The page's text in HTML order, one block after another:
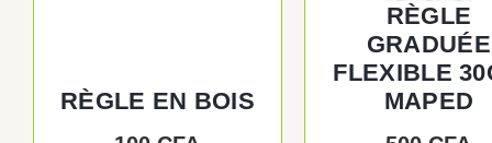
RÈGLE EN BOIS
RÈGLE
GRADUÉE
FLEXIBLE
MAPED